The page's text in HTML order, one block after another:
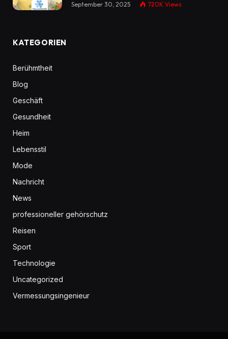
September 30, 2025 720K Views
KATEGORIEN
Berühmtheit
Blog
Geschäft
Gesundheit
Heim
Lebensstil
Mode
Nachricht
News
professioneller gehörschutz
Reisen
Sport
Technologie
Uncategorized
Vermessungsingenieur